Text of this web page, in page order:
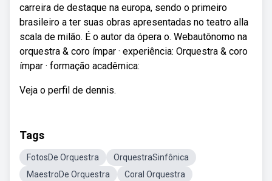
carreira de destaque na europa, sendo o primeiro
brasileiro a ter suas obras apresentadas no teatro alla
scala de milão. É o autor da ópera o. Webautônomo na
orquestra & coro ímpar · experiência: Orquestra & coro
ímpar · formação acadêmica:
Veja o perfil de dennis.
Tags
FotosDe Orquestra
OrquestraSinfônica
MaestroDe Orquestra
Coral Orquestra